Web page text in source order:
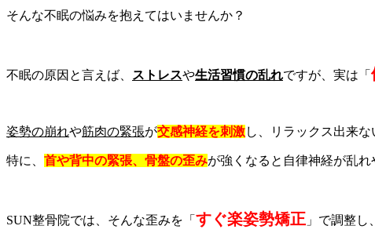
そんな不眠の悩みを抱えてはいませんか？
不眠の原因と言えば、 ストレスや生活習慣の乱れですが、実は「
姿勢の崩れや筋肉の緊張が交感神経を刺激し、リラックス出来な
特に、 首や背中の緊張、骨盤の歪みが強くなると自律神経が乱れ
SUN整骨院では、そんな歪みを「 すぐ楽姿勢矯正 」で調整し